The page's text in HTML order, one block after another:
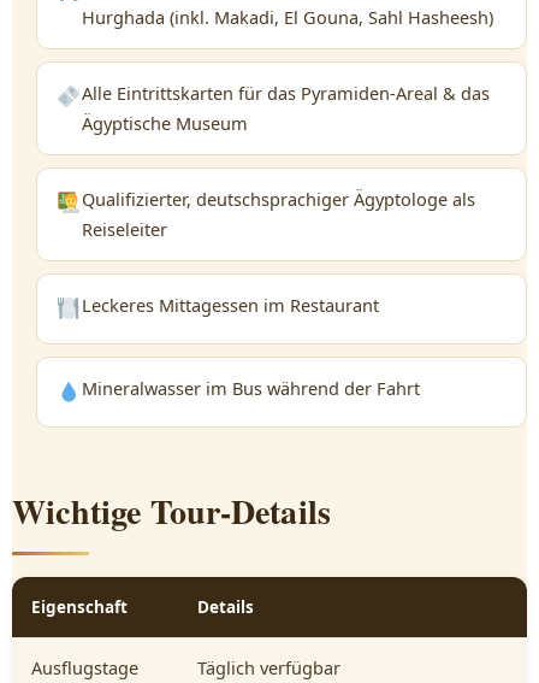
Hurghada (inkl. Makadi, El Gouna, Sahl Hasheesh)
Alle Eintrittskarten für das Pyramiden-Areal & das
Ägyptische Museum
Qualifizierter, deutschsprachiger Ägyptologe als
Reiseleiter
Leckeres Mittagessen im Restaurant
Mineralwasser im Bus während der Fahrt
Wichtige Tour-Details
Eigenschaft Details
Ausflugstage Täglich verfügbar